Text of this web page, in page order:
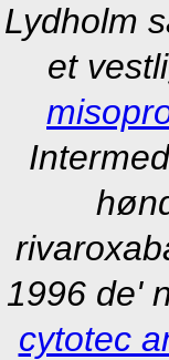
Lydholm
et
1996 de'
cytotec